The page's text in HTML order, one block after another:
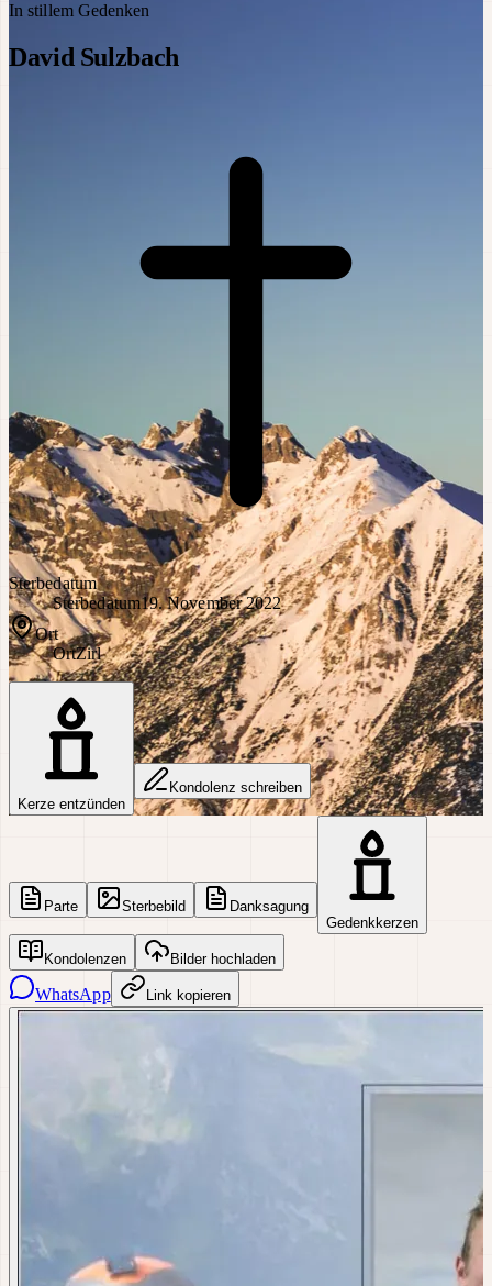
In stillem Gedenken
David Sulzbach
Sterbedatum
Sterbedatum19. November 2022
Ort
OrtZirl
Kerze entzünden
Kondolenz schreiben
Parte Sterbebild
Danksagung
Gedenkkerzen
Kondolenzen Bilder hochladen
WhatsApp Link kopieren